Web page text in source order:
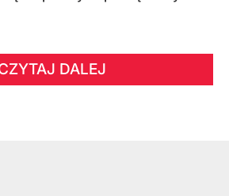
DALEJ